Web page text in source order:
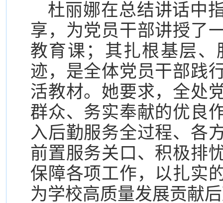
杜丽娜在总结讲话中
享，为党员干部讲授了
教育课；其扎根基层
迹，是全体党员干部践
活教材。她要求，全处
群众、务实奉献的优良
入后勤服务全过程、各
前置服务关口、积极排
保障各项工作，以扎实
为学校高质量发展贡献